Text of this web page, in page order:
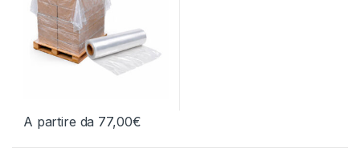
A partire da 77,00€
Questo prodotto ha più varianti. Le opzioni possono essere